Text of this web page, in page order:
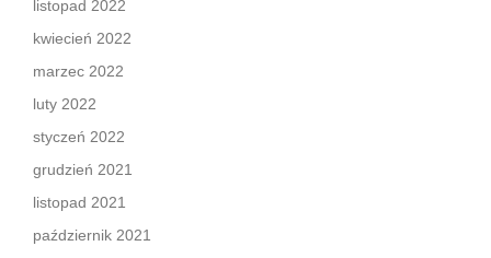
listopad 2022
kwiecień 2022
marzec 2022
luty 2022
styczeń 2022
grudzień 2021
listopad 2021
październik 2021